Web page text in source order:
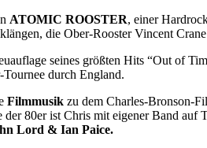
ATOMIC ROOSTER, einer
die Ober-Rooster Vincent
seines größten Hits “Out of
Tournee durch England.
Filmmusik zu dem Charles-Bronson-
80er ist Chris mit eigener Band auf
Lord & Ian Paice.